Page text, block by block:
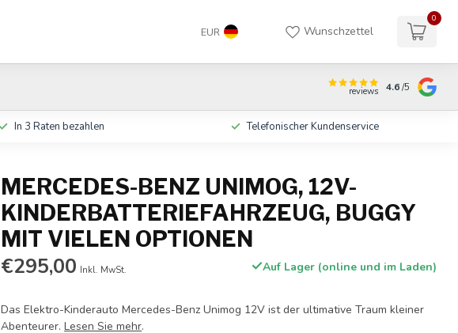
EUR Wunschzettel
0
reviews 4.6/5
In 3 Raten bezahlen Telefonischer Kundenservice
MERCEDES-BENZ UNIMOG, 12V-
KINDERBATTERIEFAHRZEUG, BUGGY
MIT VIELEN OPTIONEN
€295,00 Inkl. MwSt. Auf Lager (online und im Laden)
Das Elektro-Kinderauto Mercedes-Benz Unimog 12V ist der ultimative Traum kleiner
Abenteurer.Lesen Sie mehr.